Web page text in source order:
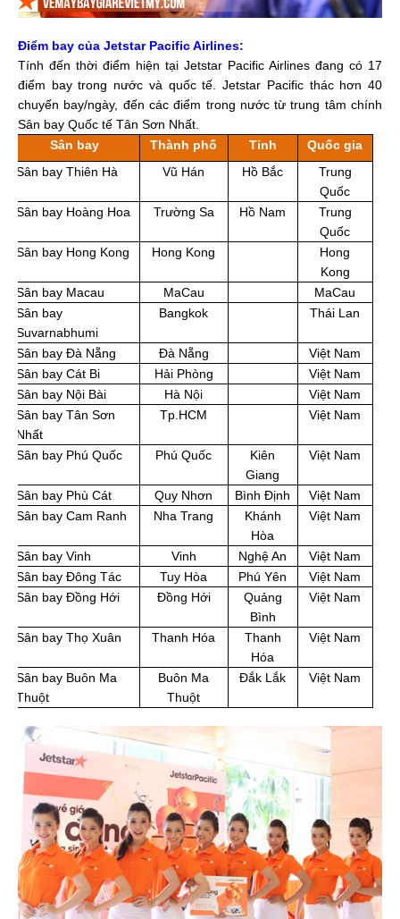
Điểm bay của Jetstar Pacific Airlines:
Tính đến thời điểm hiện tại Jetstar Pacific Airlines đang có 17
điểm bay trong nước và quốc tế. Jetstar Pacific thác hơn 40
chuyến bay/ngày, đến các điểm trong nước từ trung tâm chính
Sân bay Quốc tế Tân Sơn Nhất.
Sân bay
Thành phố Tỉnh
Quốc gia
Sân bay Thiên Hà
Vũ Hán Hồ Bắc
Trung
Quốc
Sân bay Hoàng Hoa
Trường Sa Hồ Nam
Trung
Quốc
Sân bay Hong Kong
Hong Kong
Hong
Kong
Sân bay Macau
MaCau
MaCau
Sân bay
Suvarnabhumi
Bangkok Thái Lan
Sân bay Đà Nẵng Đà Nẵng
Việt Nam
Sân bay Cát Bi
Hải Phòng
Việt Nam
Sân bay Nội Bài
Hà Nội
Việt Nam
Sân bay Tân Sơn
Nhất
Tp.HCM Việt Nam
Sân bay Phú Quốc Phú Quốc
Kiên
Giang
Việt Nam
Sân bay Phù Cát Quy Nhơn Bình Định
Việt Nam
Sân bay Cam Ranh
Nha Trang
Khánh
Hòa
Việt Nam
Sân bay Vinh Vinh Nghệ An
Việt Nam
Sân bay Đông Tác
Tuy Hòa Phú Yên
Việt Nam
Sân bay Đồng Hới
Đồng Hới
Quảng
Bình
Việt Nam
Sân bay Thọ Xuân Thanh Hóa
Thanh
Hóa
Việt Nam
Sân bay Buôn Ma
Thuột
Buôn Ma
Thuột
Đắk Lắk Việt Nam